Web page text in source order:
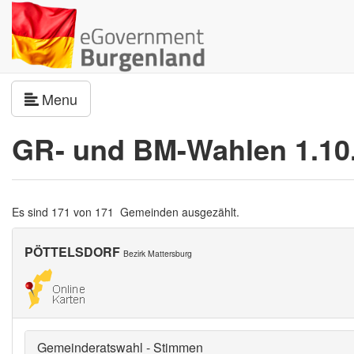
Menu
GR- und BM-Wahlen
Es sind 171 von 171 Gemeinden ausgezählt.
PÖTTELSDORF Bezirk Mattersburg
Gemeinderatswahl - Stimmen